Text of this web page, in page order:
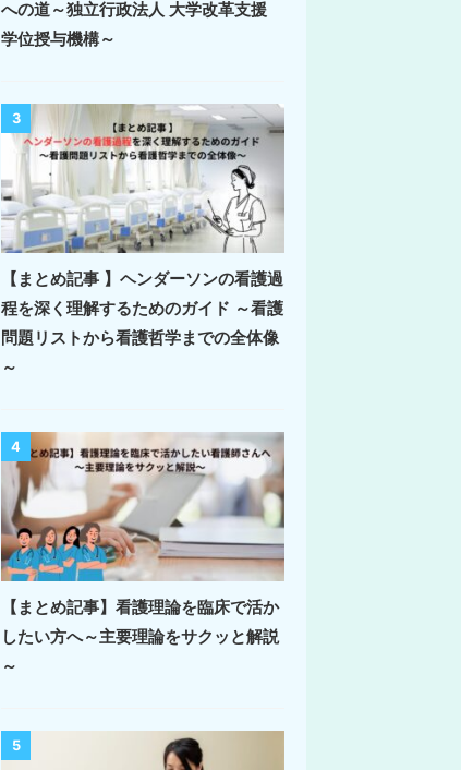
への道～独立行政法人 大学改革支援
学位授与機構～
3
【まとめ記事 】ヘンダーソンの看護過
程を深く理解するためのガイド ～看護
問題リストから看護哲学までの全体像
～
4
【まとめ記事】看護理論を臨床で活か
したい方へ～主要理論をサクッと解説
～
5